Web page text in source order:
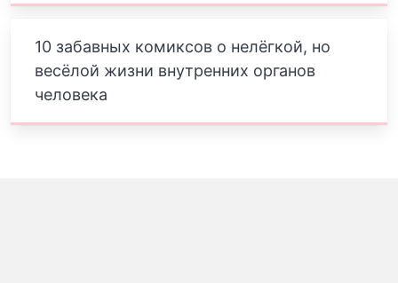
10 забавных комиксов о нелёгкой, но
весёлой жизни внутренних органов
человека